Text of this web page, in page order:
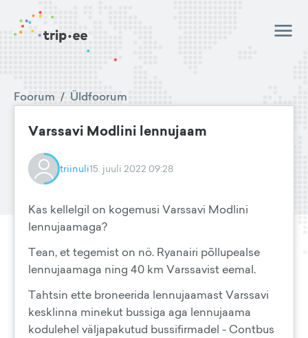
Foorum / Üldfoorum
Varssavi Modlini lennujaam
triinuli15. juuli 2022 09:28
Kas kellelgil on kogemusi Varssavi Modlini
lennujaamaga?
Tean, et tegemist on nö. Ryanairi põllupealse
lennujaamaga ning 40 km Varssavist eemal.
Tahtsin ette broneerida lennujaamast Varssavi
kesklinna minekut bussiga aga lennujaama
kodulehel väljapakutud bussifirmadel - Contbus